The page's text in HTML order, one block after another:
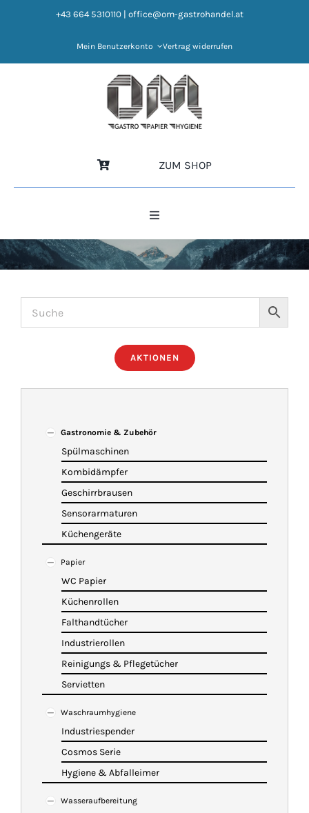
+43 664 5310110 office@om-gastrohandel.at
Mein Benutzerkonto Vertrag widerrufen
ZUM SHOP
Toggle
HOME
NEWS
IMBISSANHÄNGER
KATALOG
WARENKORB
AKTIONEN
Gastronomie & Zubehör
Spülmaschinen
Kombidämpfer
Geschirrbrausen
Sensorarmaturen
Küchengeräte
Papier
WC Papier
Küchenrollen
Falthandtücher
Industrierollen
Reinigungs & Pflegetücher
Servietten
Waschraumhygiene
Industriespender
Cosmos Serie
Hygiene & Abfalleimer
Wasseraufbereitung